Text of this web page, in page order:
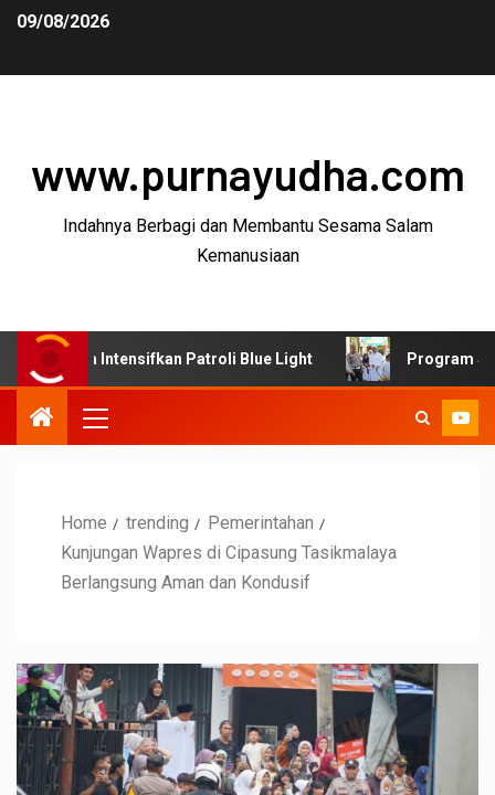
09/08/2026
www.purnayudha.com
Indahnya Berbagi dan Membantu Sesama Salam
Kemanusiaan
Intensifkan Patroli Blue Light Program SUJUD
Home trending
Pemerintahan
Kunjungan Wapres di Cipasung Tasikmalaya
Berlangsung Aman dan Kondusif